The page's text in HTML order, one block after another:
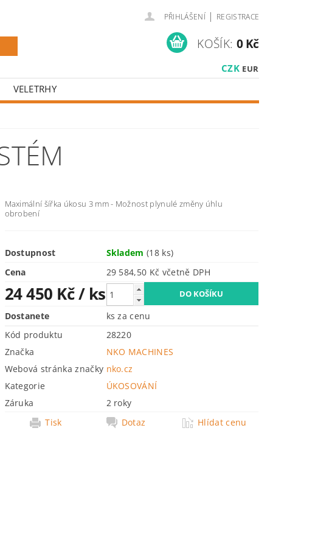
PŘIHLÁŠENÍ | REGISTRACE
CZK EUR
KOŠÍK: 0 Kč
VELETRHY
Maximální šířka úkosu 3 mm - Možnost plynulé změny úhlu
obrobení
Dostupnost Skladem(18 ks)
Cena
29 584,50 Kč včetně DPH
24 450 Kč/ ks
Dostanete
ks za cenu
Kód produktu
28220
Značka
NKO MACHINES
Webová stránka značky nko.cz
Kategorie
ÚKOSOVÁNÍ
Záruka
2 roky
Tisk
Dotaz Hlídat cenu